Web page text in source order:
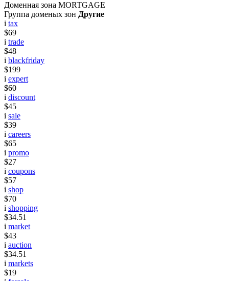
Доменная зона MORTGAGE
Группа доменых зон Другие
i tax
$69
i trade
$48
i blackfriday
$199
i expert
$60
i discount
$45
i sale
$39
i careers
$65
i promo
$27
i coupons
$57
i shop
$70
i shopping
$34.51
i market
$43
i auction
$34.51
i markets
$19